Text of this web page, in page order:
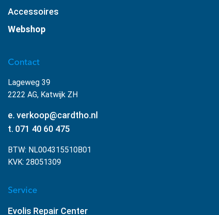
Accessoires
Webshop
Contact
Lageweg 39
2222 AG, Katwijk ZH
e. verkoop@cardtho.nl
t. 071 40 60 475
BTW: NL004315510B01
KVK: 28051309
Service
Evolis Repair Center